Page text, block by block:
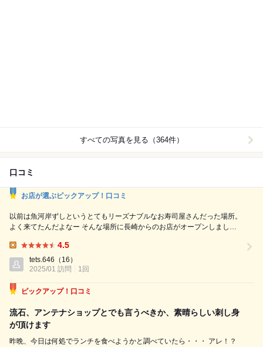
すべての写真を見る（364件）
口コミ
お店が選ぶピックアップ！口コミ
以前は魚河岸ずしというとてもリーズナブルなお寿司屋さんだった場所。
よく来てたんだよなー そんな場所に長崎からのお店がオープンしました
プですね。 なんとメンチカツもあるのか、これはいつか試さなくては。
本日いただいたのはアジたっぷり丼と焼きアジです。 あじが好きなんで
すよー 程なく着丼。 キラッキラしたアジが...
4.5
tets.646 （16）
2025/01 訪問
1回
ピックアップ！口コミ
流石、アンテナショップとでも言うべきか、素晴らしい刺し身
が頂けます
昨晩、今日は何処でランチを食べようかと調べていたら・・・ アレ！？